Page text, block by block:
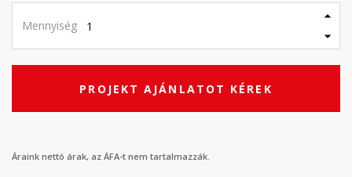
Mennyiség
PROJEKT AJÁNLATOT KÉREK
Áraink nettó árak, az ÁFA-t nem tartalmazzák.